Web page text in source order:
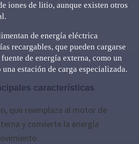
iones de litio, aunque existen otros
de energía eléctrica
recargables, que pueden cargarse
de energía externa, como un
estación de carga especializada.
características
que reemplaza al motor de
y convierte la energía